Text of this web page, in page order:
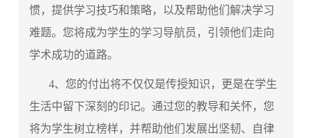
惯，提供学习技巧和策略，以及帮助他们解决学习
难题。您将成为学生的学习导航员，引领他们走向
学术成功的道路。
4、您的付出将不仅仅是传授知识，更是在学生
生活中留下深刻的印记。通过您的教导和关怀，您
将为学生树立榜样，并帮助他们发展出坚韧、自律